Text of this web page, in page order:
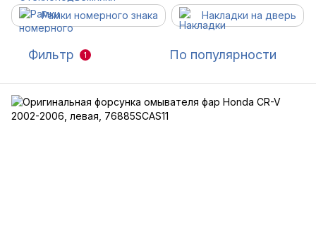
Рамки номерного знака Накладки на дверь
Фильтр 1 По популярности